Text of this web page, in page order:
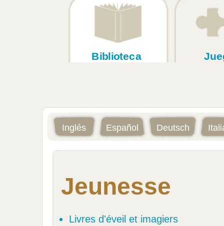
Biblioteca
Inglés Español Deutsch
Jeunesse
Livres d'éveil et imagiers